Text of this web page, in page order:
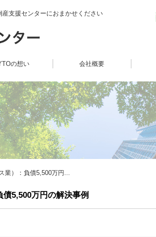
支援センターにおまかせください
の想い 会社概要
業）：負債5,500万円...
5,500万円の解決事例